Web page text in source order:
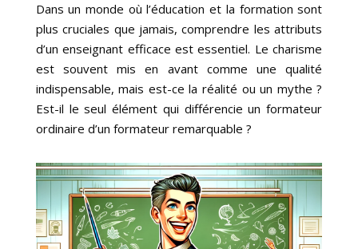
Dans un monde où l’éducation et la formation sont
plus cruciales que jamais, comprendre les attributs
d’un enseignant efficace est essentiel. Le charisme
est souvent mis en avant comme une qualité
indispensable, mais est-ce la réalité ou un mythe ?
Est-il le seul élément qui différencie un formateur
ordinaire d’un formateur remarquable ?